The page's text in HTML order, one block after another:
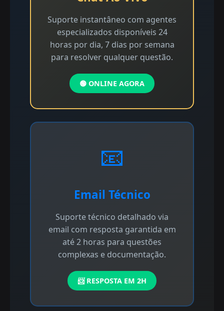
Suporte instantâneo com agentes
especializados disponíveis 24
horas por dia, 7 dias por semana
para resolver qualquer questão.
🟢 ONLINE AGORA
📧
Email Técnico
Suporte técnico detalhado via
email com resposta garantida em
até 2 horas para questões
complexas e documentação.
📨 RESPOSTA EM 2H